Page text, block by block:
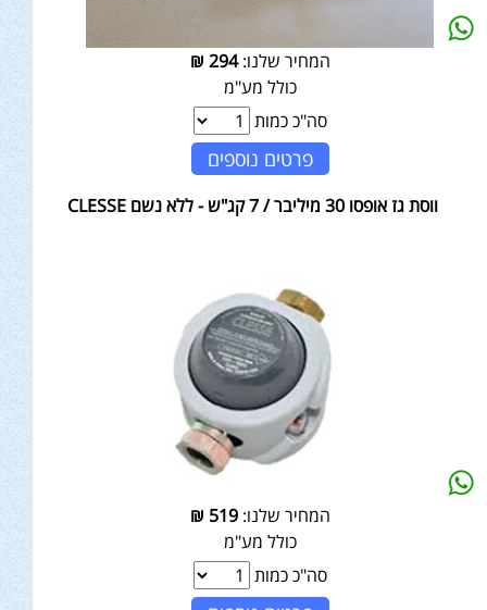
המחיר שלנו:294
₪
כולל מע"מ
סה"כ כמות
פרטים נוספים
ווסת גז אופסו 30 מיליבר / 7 קג"ש - ללא נשם CLESSE
המחיר שלנו:519
₪
כולל מע"מ
סה"כ כמות